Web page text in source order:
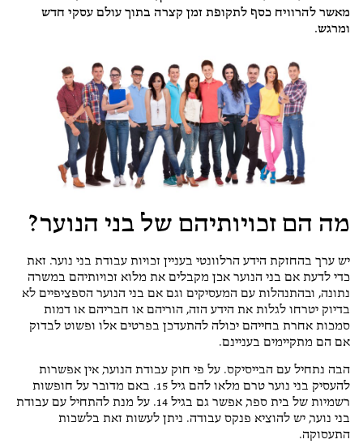
מאשר להרוויח כסף לתקופת זמן קצרה בתוך עולם עסקי חדש
ומרגש.
מה הם זכויותיהם של בני הנוער?
יש ערך בהחזקת הידע הרלוונטי בעניין זכויות עבודת בני נוער. זאת
כדי לדעת אם בני הנוער אכן מקבלים את מלוא זכויותיהם במשרה
נתונה, ובהתנהלות עם המעסיקים וגם אם בני הנוער הספציפיים לא
בדיוק יטרחו לגלות את הידע הזה, הוריהם או חבריהם או דמות
סמכות אחרת בחייהם יכולה להתעדכן בפרטים אלו ופשוט לבדוק
אם הם מתקיימים בעניינם.
הבה נתחיל עם הבייסיקס. על פי חוק עבודת הנוער, אין אפשרות
להעסיק בני נוער טרם מלאו להם גיל 15. באם מדובר על חופשות
רשמיות של בית ספר, אפשר גם בגיל 14. על מנת להתחיל עם עבודת
בני נוער, יש להוציא פנקס עבודה. ניתן לעשות זאת בלשכות
התעסוקה.